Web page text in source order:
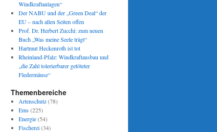
Windkraftanlagen“
Der NABU und der „Green Deal“ der
EU – nach allen Seiten offen
Prof. Dr. Herbert Zucchi: zum neuen
Buch „Was meine Seele trägt“
Hartmut Heckenroth ist tot
Rheinland-Pfalz: Windkraftausbau und
„die Zahl tolerierbarer getöteter
Fledermäuse“
Themenbereiche
Artenschutz(78)
Ems(225)
Energie(54)
Fischerei(34)